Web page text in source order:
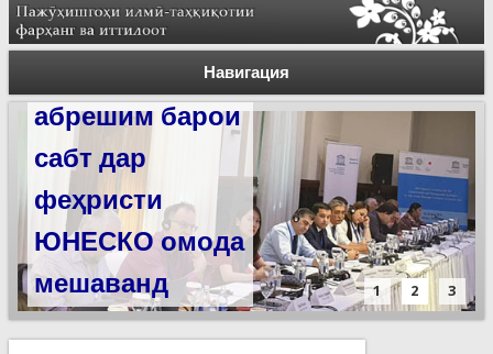
Навигация
Силсилаи
ёдгориҳои роҳи
абрешим барои
сабт дар
феҳристи
ЮНЕСКО омода
мешаванд
1 2 3